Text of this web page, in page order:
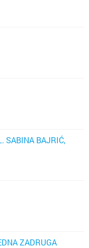
SABINA BAJRIĆ,
ZADRUGA